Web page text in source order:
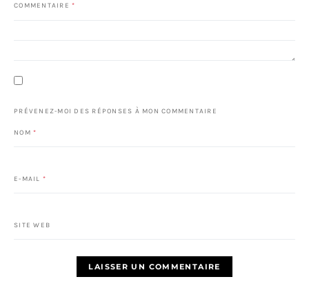
COMMENTAIRE *
PRÉVENEZ-MOI DES RÉPONSES À MON COMMENTAIRE
NOM *
E-MAIL *
SITE WEB